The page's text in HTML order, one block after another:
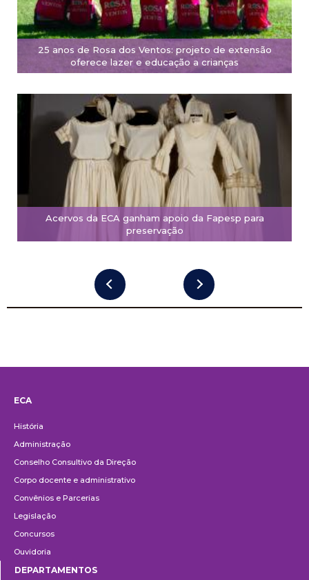
25 anos de Rosa dos Ventos: projeto de extensão
oferece lazer e educação a crianças
Acervos da ECA ganham apoio da Fapesp para
preservação
ECA
História
Administração
Conselho Consultivo da Direção
Corpo docente e administrativo
Convênios e Parcerias
Legislação
Concursos
Ouvidoria
DEPARTAMENTOS